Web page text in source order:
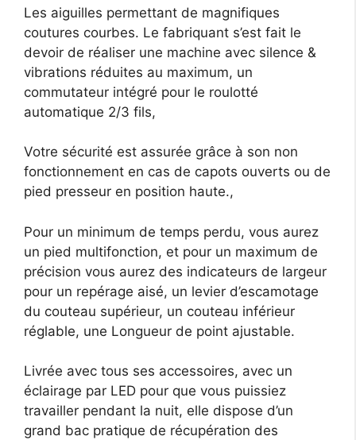
Les aiguilles permettant de magnifiques
coutures courbes. Le fabriquant s’est fait le
devoir de réaliser une machine avec silence &
vibrations réduites au maximum, un
commutateur intégré pour le roulotté
automatique 2/3 fils,
Votre sécurité est assurée grâce à son non
fonctionnement en cas de capots ouverts ou de
pied presseur en position haute.,
Pour un minimum de temps perdu, vous aurez
un pied multifonction, et pour un maximum de
précision vous aurez des indicateurs de largeur
pour un repérage aisé, un levier d’escamotage
du couteau supérieur, un couteau inférieur
réglable, une Longueur de point ajustable.
Livrée avec tous ses accessoires, avec un
éclairage par LED pour que vous puissiez
travailler pendant la nuit, elle dispose d’un
grand bac pratique de récupération des